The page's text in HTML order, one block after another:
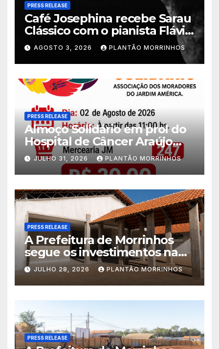
PRESS RELEASE
Café Josephina recebe Sarau
Clássico com o pianista Flávio
Varani nesta terça-feira
AGOSTO 3, 2026 PLANTÃO MORRINHOS
PRESS RELEASE
Almoço Solidário em prol do
Hospital de Câncer Araújo
Jorge é realizado no Jardim
América
JULHO 31, 2026 PLANTÃO MORRINHOS
PRESS RELEASE
A Prefeitura de Morrinhos
segue os investimentos na
educação. A obra da Escola
Municipal Eudóxio de
Figueiredo avança em ritmo
acelerado e já ganha forma.
JULHO 28, 2026 PLANTÃO MORRINHOS
PRESS RELEASE